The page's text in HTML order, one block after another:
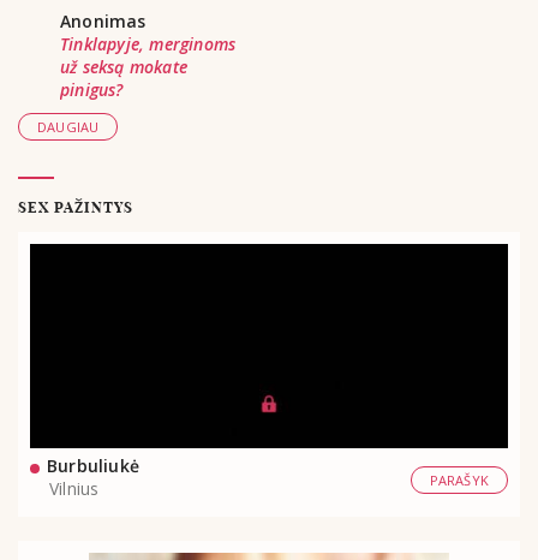
Anonimas
Tinklapyje, merginoms
už seksą mokate
pinigus?
DAUGIAU
SEX PAŽINTYS
Burbuliukė
Vilnius
PARAŠYK